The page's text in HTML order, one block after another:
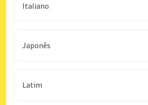
Italiano
Japonês
Latim